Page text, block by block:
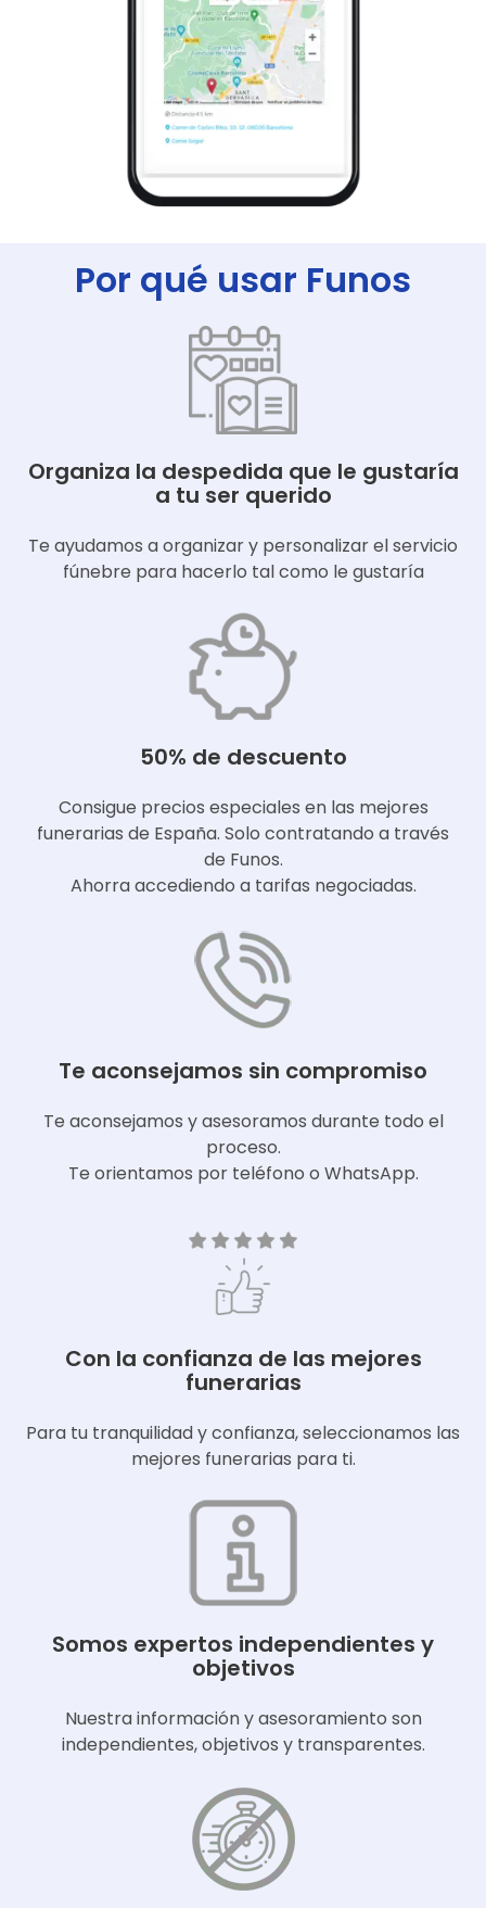
Por qué usar Funos
Organiza la despedida que le gustaría
a tu ser querido
Te ayudamos a organizar y personalizar el servicio
fúnebre para hacerlo tal como le gustaría
50% de descuento
Consigue precios especiales en las mejores
funerarias de España. Solo contratando a través
de Funos.
Ahorra accediendo a tarifas negociadas.
Te aconsejamos sin compromiso
Te aconsejamos y asesoramos durante todo el
proceso.
Te orientamos por teléfono o WhatsApp.
Con la confianza de las mejores
funerarias
Para tu tranquilidad y confianza, seleccionamos las
mejores funerarias para ti.
Somos expertos independientes y
objetivos
Nuestra información y asesoramiento son
independientes, objetivos y transparentes.